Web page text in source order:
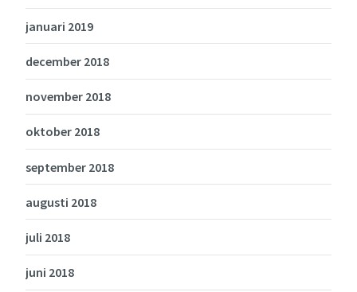
januari 2019
december 2018
november 2018
oktober 2018
september 2018
augusti 2018
juli 2018
juni 2018